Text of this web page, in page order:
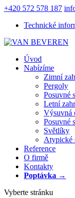
+420 572 578 187
Technické
Úvod
Nabízíme
Zimní
Pergoly
Posuvné
Letní
Výsuvná
Posuvné
Světlíky
Atypické
Reference
O firmě
Kontakty
Poptávka →
Vyberte stránku